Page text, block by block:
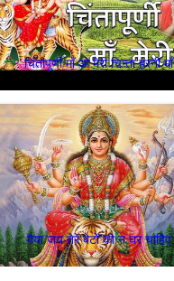
चिंतापूर्णी माँ ओ मेरी चिन्ता हरनी माँ
मैया जय तेरे बेटों को न घर चाहिए